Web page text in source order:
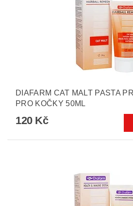
DIAFARM CAT MALT PASTA
PRO KOČKY 50ML
120 Kč